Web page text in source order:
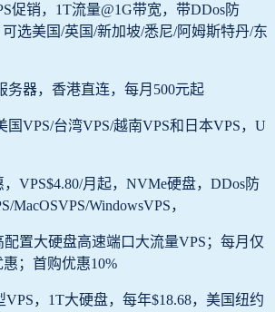
促销，1T流量@1G带宽，带DDos防
选美国/英国/新加坡/悉尼/阿姆斯特丹/东
务器，香港直连，每月500元起
国VPS/台湾VPS/越南VPS和日本VPS，U
，VPS$4.80/月起，NVMe硬盘，DDos防
MacOSVPS/WindowsVPS，
配置大硬盘高速端口大流量VPS；每月仅
；首购优惠10%
VPS，1T大硬盘，每年$18.68，美国纽约